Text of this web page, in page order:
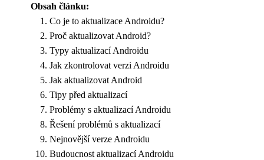
Obsah článku:
Co je to aktualizace Androidu?
Proč aktualizovat Android?
Typy aktualizací Androidu
Jak zkontrolovat verzi Androidu
Jak aktualizovat Android
Tipy před aktualizací
Problémy s aktualizací Androidu
Řešení problémů s aktualizací
Nejnovější verze Androidu
Budoucnost aktualizací Androidu